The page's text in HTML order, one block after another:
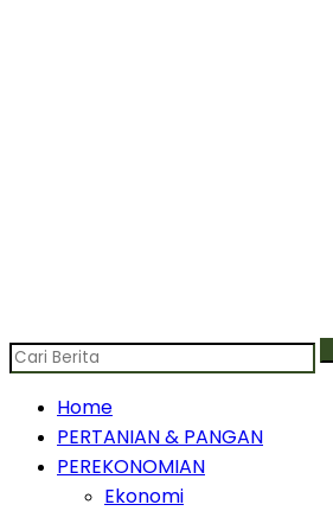
Home
PERTANIAN & PANGAN
PEREKONOMIAN
Ekonomi